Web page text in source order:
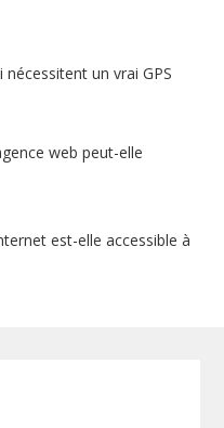
un vrai GPS
web peut-elle
est-elle accessible à